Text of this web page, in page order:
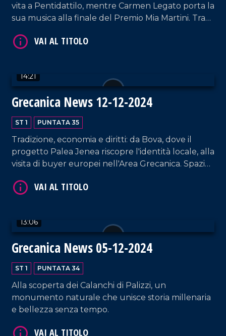
vita a Pentidattilo, mentre Carmen Legato porta la
sua musica alla finale del Premio Mia Martini. Tra
Circolo Meli di Melito Porto Salvo e la
14:21
Grecanica News 12-12-2024
ST 1 PUNTATA 35
Tradizione, economia e diritti: da Bova, dove il
progetto Palea Jenea riscopre l'identità locale, alla
visita di buyer europei nell'Area Grecanica. Spazio
romanzo e all'impegno del Centro Italiano
13:06
Grecanica News 05-12-2024
ST 1 PUNTATA 34
Alla scoperta dei Calanchi di Palizzi, un
monumento naturale che unisce storia millenaria
e bellezza senza tempo.
VAI AL TITOLO
VAI AL TITOLO
VAI AL TITOLO